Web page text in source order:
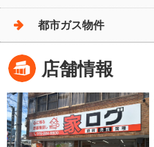
都市ガス物件
店舗情報